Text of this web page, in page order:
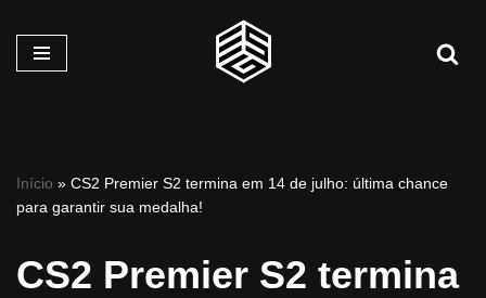
Pular
Início » CS2 Premier S2 termina em 14 de julho: última chance
para garantir sua medalha!
CS2 Premier S2 termina